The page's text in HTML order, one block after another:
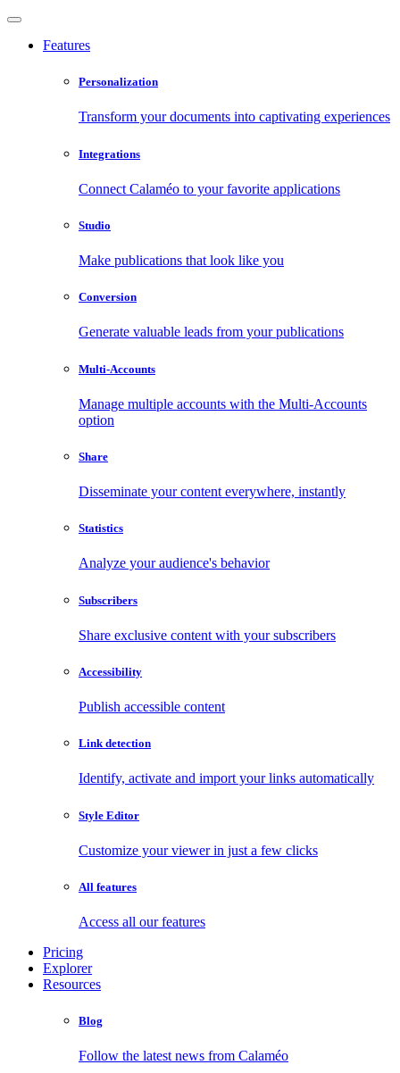
Features
Personalization
Transform your documents into captivating experiences
Integrations
Connect Calaméo to your favorite applications
Studio
Make publications that look like you
Conversion
Generate valuable leads from your publications
Multi-Accounts
Manage multiple accounts with the Multi-Accounts
option
Share
Disseminate your content everywhere, instantly
Statistics
Analyze your audience's behavior
Subscribers
Share exclusive content with your subscribers
Accessibility
Publish accessible content
Link detection
Identify, activate and import your links automatically
Style Editor
Customize your viewer in just a few clicks
All features
Access all our features
Pricing
Explorer
Resources
Blog
Follow the latest news from Calaméo